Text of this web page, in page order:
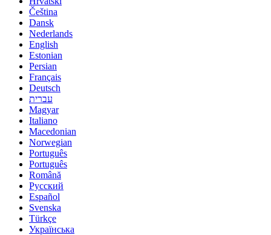
Čeština
Dansk
Nederlands
English
Estonian
Persian
Français
Deutsch
עברית
Magyar
Italiano
Macedonian
Norwegian
Português
Português
Română
Русский
Español
Svenska
Türkçe
Українська